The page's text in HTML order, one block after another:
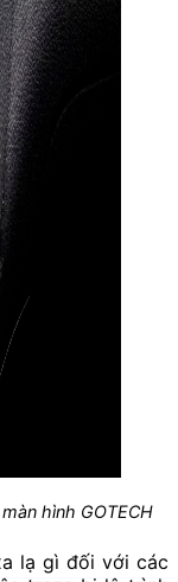
hình GOTECH
lạ gì đối với các